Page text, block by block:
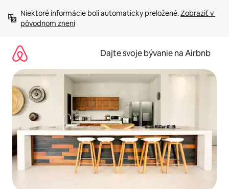
obsah.
Niektoré informácie boli automaticky preložené. Zobraziť v
pôvodnom znení
Dajte svoje bývanie na Airbnb